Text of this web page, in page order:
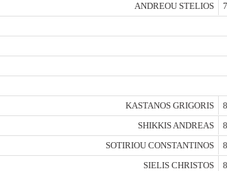
ANDREOU STELIOS
KASTANOS GRIGORIS
SHIKKIS ANDREAS
SOTIRIOU CONSTANTINOS
SIELIS CHRISTOS